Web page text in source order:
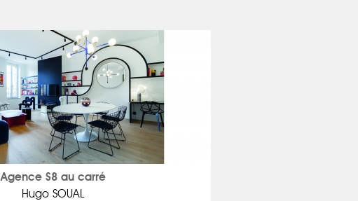
Agence S8 au carré
Hugo SOUAL